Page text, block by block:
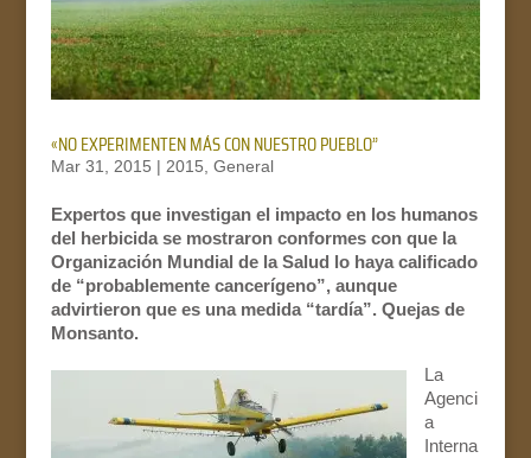
«NO EXPERIMENTEN MÁS CON NUESTRO PUEBLO”
Mar 31, 2015 | 2015, General
Expertos que investigan el impacto en los humanos
del herbicida se mostraron conformes con que la
Organización Mundial de la Salud lo haya calificado
de “probablemente cancerígeno”, aunque
advirtieron que es una medida “tardía”. Quejas de
Monsanto.
La
Agenci
a
Interna